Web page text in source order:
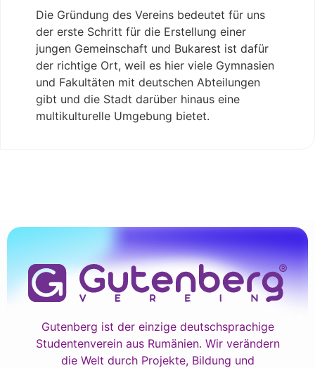
Die Gründung des Vereins bedeutet für uns
der erste Schritt für die Erstellung einer
jungen Gemeinschaft und Bukarest ist dafür
der richtige Ort, weil es hier viele Gymnasien
und Fakultäten mit deutschen Abteilungen
gibt und die Stadt darüber hinaus eine
multikulturelle Umgebung bietet.
Gutenberg ist der einzige deutschsprachige
Studentenverein aus Rumänien. Wir verändern
die Welt durch Projekte, Bildung und